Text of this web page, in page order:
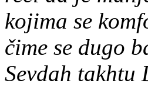
kojima se
čime se dugo
Sevdah